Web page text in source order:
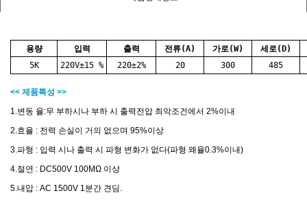
용량 입력 출력 전류(A) 가로(W)
세로(D)
5K
220V±15 % 220±2% 20 300 485
<< 제품특성 >>
1.변동 율:무 부하시나 부하 시 출력전압 최악조건에서 2%이내
2.효율 : 전력 손실이 거의 없으며 95%이상
3.파형 : 입력 시나 출력 시 파형 변화가 없다(파형 왜율0.3%이내)
4.절연 : DC500V 100MΩ 이상
5.내압 : AC 1500V 1분간 견딤.